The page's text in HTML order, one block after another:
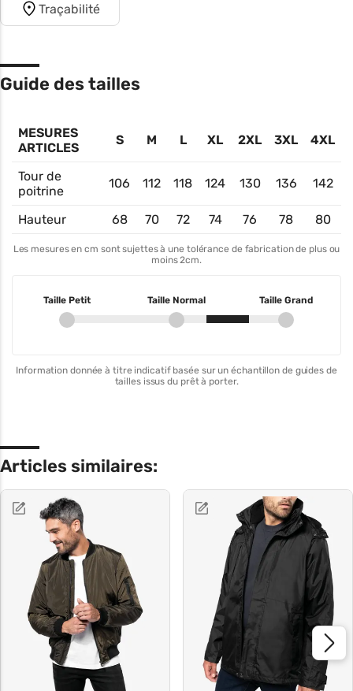
Traçabilité
Guide des tailles
MESURES
ARTICLES
S M L XL 2XL 3XL 4XL
Tour de
poitrine
106 112 118 124 130 136 142
Hauteur 68 70 72 74 76 78 80
Les mesures en cm sont sujettes à une tolérance de fabrication de plus ou
moins 2cm.
Taille Petit Taille Normal Taille Grand
Information donnée à titre indicatif basée sur un échantillon de guides de
tailles issus du prêt à porter.
Articles similaires: